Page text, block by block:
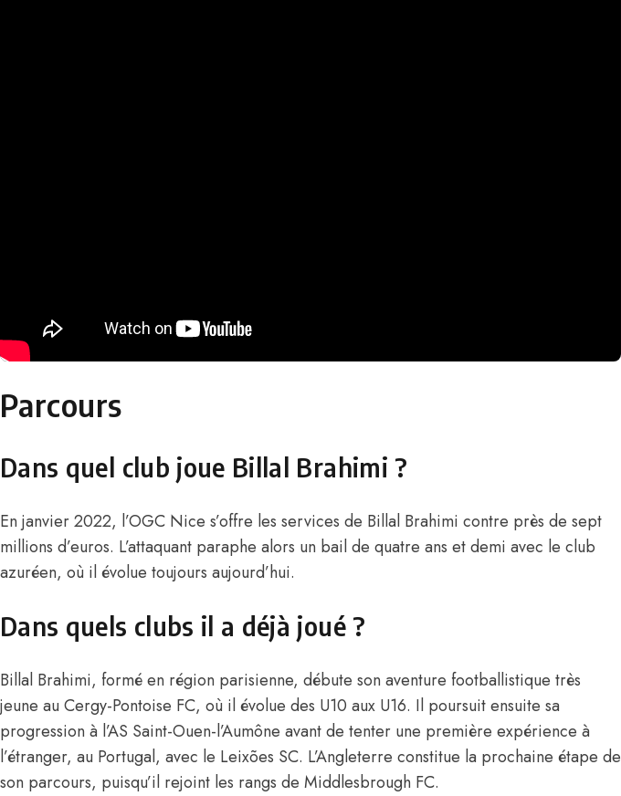
Parcours
Dans quel club joue Billal Brahimi ?
En janvier 2022, l’OGC Nice s’offre les services de Billal Brahimi contre près de sept
millions d’euros. L’attaquant paraphe alors un bail de quatre ans et demi avec le club
azuréen, où il évolue toujours aujourd’hui.
Dans quels clubs il a déjà joué ?
Billal Brahimi, formé en région parisienne, débute son aventure footballistique très
jeune au Cergy-Pontoise FC, où il évolue des U10 aux U16. Il poursuit ensuite sa
progression à l’AS Saint-Ouen-l’Aumône avant de tenter une première expérience à
l’étranger, au Portugal, avec le Leixões SC. L’Angleterre constitue la prochaine étape de
son parcours, puisqu’il rejoint les rangs de Middlesbrough FC.